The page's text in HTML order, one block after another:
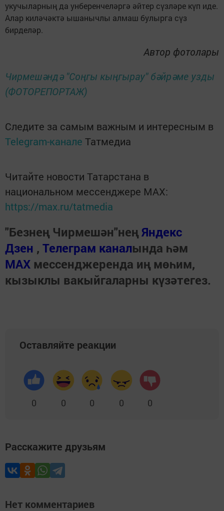
укучыларның да унберенчеләргә әйтер сүзләре күп иде.
Алар киләчәктә ышанычлы алмаш булырга сүз
бирделәр.
Автор фотолары
Чирмешәндә "Соңгы кыңгырау" бәйрәме узды
(ФОТОРЕПОРТАЖ)
Следите за самым важным и интересным в
Telegram-канале Татмедиа
Читайте новости Татарстана в
национальном мессенджере MАХ:
https://max.ru/tatmedia
"Безнең Чирмешән"неңЯндекс
Дзен , Телеграм каналында һәм
МАХ мессенджеренда иң мөһим,
кызыклы вакыйгаларны күзәтегез.
Оставляйте реакции
0 0 0 0 0
Расскажите друзьям
Нет комментариев